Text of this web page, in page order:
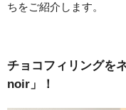
ちをご紹介します。
チョコフィリングを
noir」！